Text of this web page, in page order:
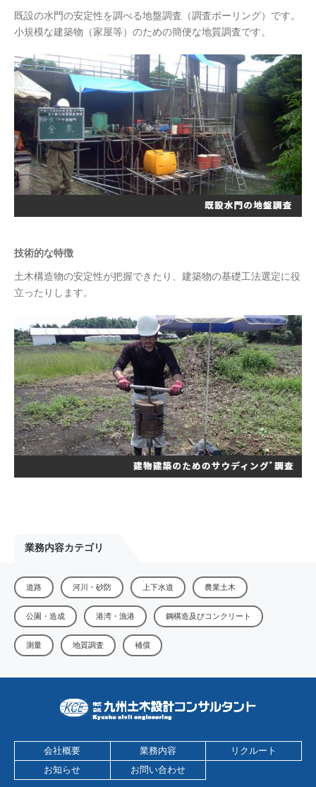
既設の水門の安定性を調べる地盤調査（調査ボーリング）です。
小規模な建築物（家屋等）のための簡便な地質調査です。
技術的な特徴
土木構造物の安定性が把握できたり、建築物の基礎工法選定に役
立ったりします。
業務内容カテゴリ
道路 河川・砂防 上下水道 農業土木
公園・造成 港湾・漁港 鋼構造及びコンクリート
測量 地質調査 補償
会社概要 業務内容
リクルート
お知らせ
お問い合わせ